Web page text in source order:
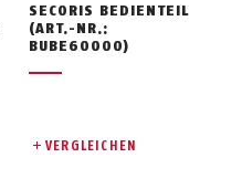
SECORIS BEDIENTEIL
(ART.-NR.:
BUBE60000)
VERGLEICHEN